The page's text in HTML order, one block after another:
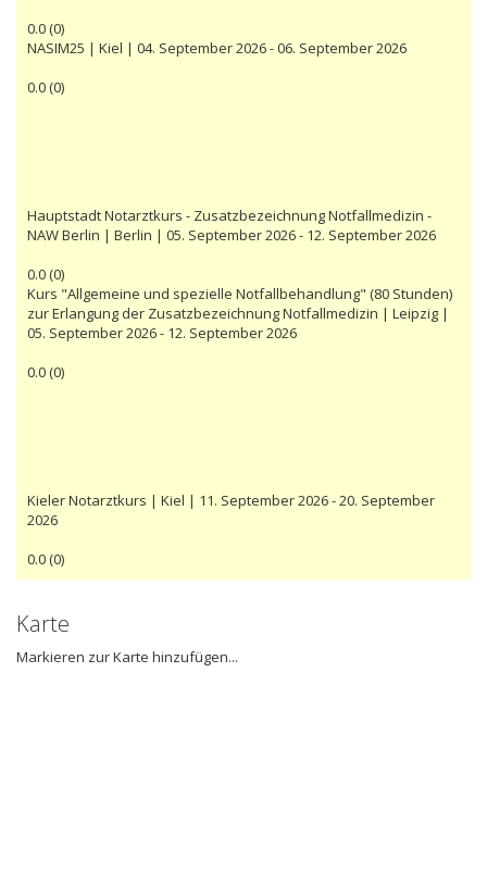
0.0(0)
NASIM25 | Kiel | 04. September 2026 - 06. September 2026
0.0(0)
Hauptstadt Notarztkurs - Zusatzbezeichnung Notfallmedizin -
NAW Berlin | Berlin | 05. September 2026 - 12. September 2026
0.0(0)
Kurs "Allgemeine und spezielle Notfallbehandlung" (80 Stunden)
zur Erlangung der Zusatzbezeichnung Notfallmedizin | Leipzig |
05. September 2026 - 12. September 2026
0.0(0)
Kieler Notarztkurs | Kiel | 11. September 2026 - 20. September
2026
0.0(0)
Karte
Markieren zur Karte hinzufügen...